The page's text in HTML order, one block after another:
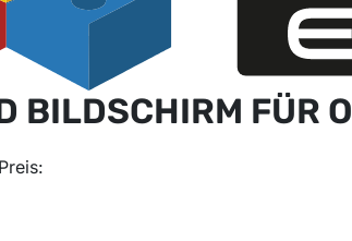
BILDSCHIRM FÜR